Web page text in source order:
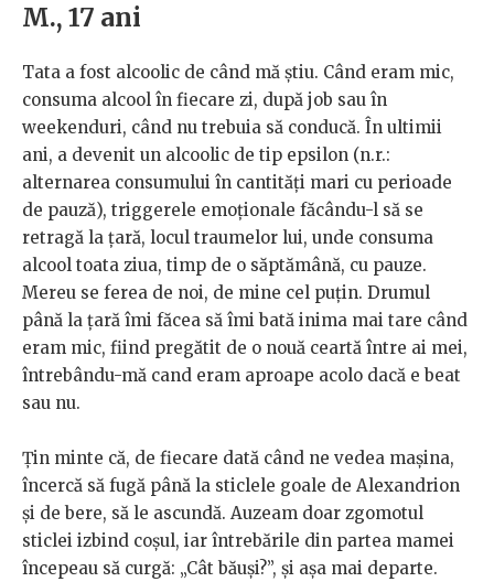
M., 17 ani
Tata a fost alcoolic de când mă știu. Când eram mic,
consuma alcool în fiecare zi, după job sau în
weekenduri, când nu trebuia să conducă. În ultimii
ani, a devenit un alcoolic de tip epsilon (n.r.:
alternarea consumului în cantități mari cu perioade
de pauză), triggerele emoționale făcându-l să se
retragă la țară, locul traumelor lui, unde consuma
alcool toata ziua, timp de o săptămână, cu pauze.
Mereu se ferea de noi, de mine cel puțin. Drumul
până la țară îmi făcea să îmi bată inima mai tare când
eram mic, fiind pregătit de o nouă ceartă între ai mei,
întrebându-mă cand eram aproape acolo dacă e beat
sau nu.
Țin minte că, de fiecare dată când ne vedea mașina,
încercă să fugă până la sticlele goale de Alexandrion
și de bere, să le ascundă. Auzeam doar zgomotul
sticlei izbind coșul, iar întrebările din partea mamei
începeau să curgă: „Cât băuși?”, și așa mai departe.